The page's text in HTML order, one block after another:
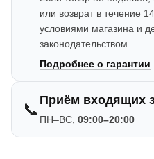
или возврат в течение
условиями магазина и
законодательством.
Подробнее о гарантии
📞 Приём входящих
ПН–ВС, 09:00–20:00